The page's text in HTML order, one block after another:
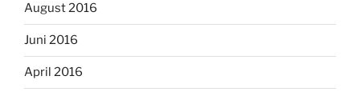
August 2016
Juni 2016
April 2016